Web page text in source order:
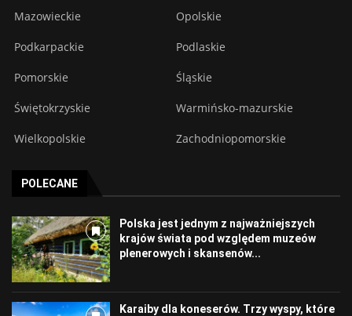
Mazowieckie Opolskie
Podkarpackie Podlaskie
Pomorskie Śląskie
Świętokrzyskie Warmińsko-mazurskie
Wielkopolskie Zachodniopomorskie
POLECANE
Polska jest jednym z najważniejszych
krajów świata pod względem muzeów
plenerowych i skansenów...
Karaiby dla koneserów. Trzy wyspy, które